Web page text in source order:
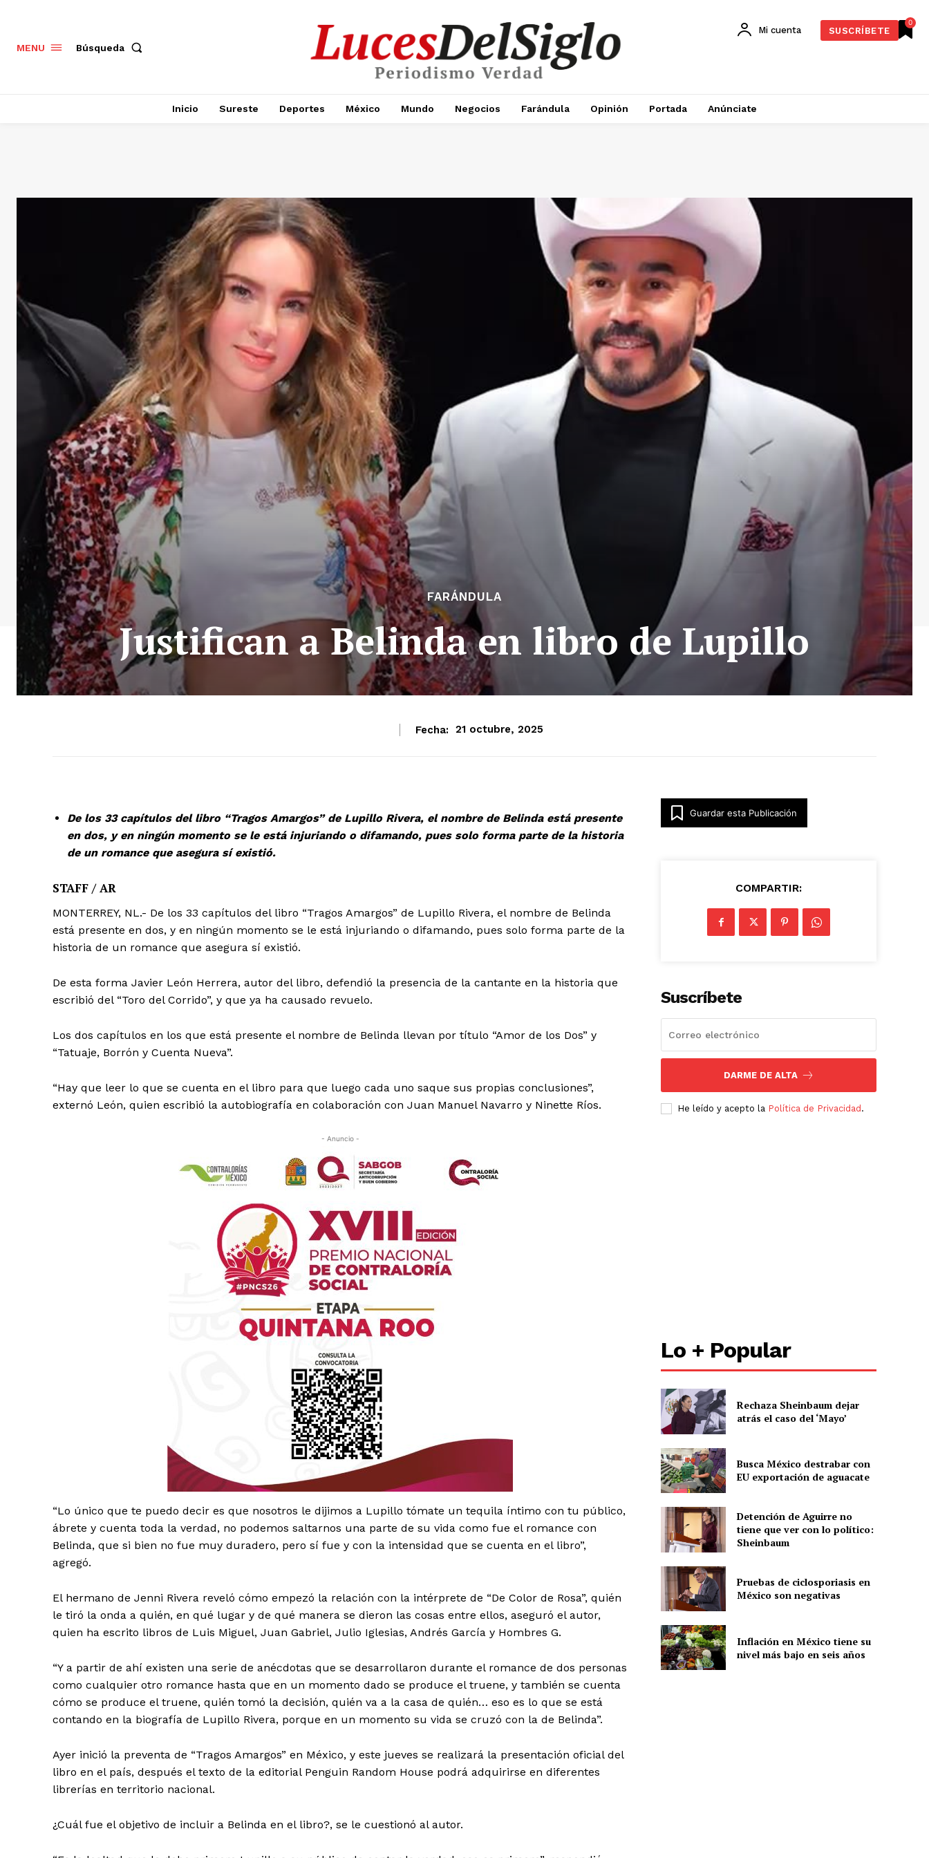
Luces
Del Siglo
Empresa
Nosotros
Contacto
Política de privacidad
Información Propietaria / Financiación
Mi cuenta
MENU Búsqueda
0
Mi cuenta SUSCRÍBETE
Inicio Sureste Deportes México Mundo Negocios Farándula Opinión Portada Anúnciate
FARÁNDULA
Justifican a Belinda en libro de Lupillo
Fecha: 21 octubre, 2025
De los 33 capítulos del libro “Tragos Amargos” de Lupillo Rivera, el nombre de Belinda está presente
en dos, y en ningún momento se le está injuriando o difamando, pues solo forma parte de la historia
de un romance que asegura sí existió.
STAFF / AR
MONTERREY, NL.- De los 33 capítulos del libro “Tragos Amargos” de Lupillo Rivera, el nombre de Belinda
está presente en dos, y en ningún momento se le está injuriando o difamando, pues solo forma parte de la
historia de un romance que asegura sí existió.
De esta forma Javier León Herrera, autor del libro, defendió la presencia de la cantante en la historia que
escribió del “Toro del Corrido”, y que ya ha causado revuelo.
Los dos capítulos en los que está presente el nombre de Belinda llevan por título “Amor de los Dos” y
“Tatuaje, Borrón y Cuenta Nueva”.
“Hay que leer lo que se cuenta en el libro para que luego cada uno saque sus propias conclusiones”,
externó León, quien escribió la autobiografía en colaboración con Juan Manuel Navarro y Ninette Ríos.
- Anuncio -
“Lo único que te puedo decir es que nosotros le dijimos a Lupillo tómate un tequila íntimo con tu público,
ábrete y cuenta toda la verdad, no podemos saltarnos una parte de su vida como fue el romance con
Belinda, que si bien no fue muy duradero, pero sí fue y con la intensidad que se cuenta en el libro”,
agregó.
El hermano de Jenni Rivera reveló cómo empezó la relación con la intérprete de “De Color de Rosa”, quién
le tiró la onda a quién, en qué lugar y de qué manera se dieron las cosas entre ellos, aseguró el autor,
quien ha escrito libros de Luis Miguel, Juan Gabriel, Julio Iglesias, Andrés García y Hombres G.
“Y a partir de ahí existen una serie de anécdotas que se desarrollaron durante el romance de dos personas
como cualquier otro romance hasta que en un momento dado se produce el truene, y también se cuenta
cómo se produce el truene, quién tomó la decisión, quién va a la casa de quién… eso es lo que se está
contando en la biografía de Lupillo Rivera, porque en un momento su vida se cruzó con la de Belinda”.
Ayer inició la preventa de “Tragos Amargos” en México, y este jueves se realizará la presentación oficial del
libro en el país, después el texto de la editorial Penguin Random House podrá adquirirse en diferentes
librerías en territorio nacional.
¿Cuál fue el objetivo de incluir a Belinda en el libro?, se le cuestionó al autor.
Guardar esta Publicación
COMPARTIR:
Suscríbete
DARME DE ALTA
He leído y acepto la Política de Privacidad .
Lo + Popular
Rechaza Sheinbaum dejar
atrás el caso del ‘Mayo’
Busca México destrabar con
EU exportación de aguacate
Detención de Aguirre no
tiene que ver con lo político:
Sheinbaum
Pruebas de ciclosporiasis en
México son negativas
Inflación en México tiene su
nivel más bajo en seis años